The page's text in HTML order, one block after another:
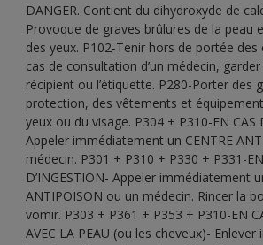
DANGER. Contient du dihydroxyde de
Provoque de graves brûlures de la peau
des yeux. P102-Tenir hors de portée des
cas de consultation d’un médecin,
récipient ou l’étiquette. P280-Porter des
protection, des vêtements et
yeux ou du visage. P304 + P310-EN CAS
Appeler immédiatement un CENTRE
médecin. P301 + P310 + P330 + P331-
D’INGESTION- Appeler immédiatement
ANTIPOISON ou un médecin. Rincer la
vomir. P303 + P361 + P353 + P310-EN
AVEC LA PEAU (ou les cheveux)-